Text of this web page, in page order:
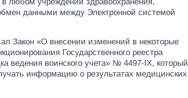
любом учреждении здравоохранения,
данными между Электронной системой
Закон «О внесении изменений в некоторые
Государственного реестра
ведения воинского учета» № 4497-IX, который
информацию о результатах медицинских